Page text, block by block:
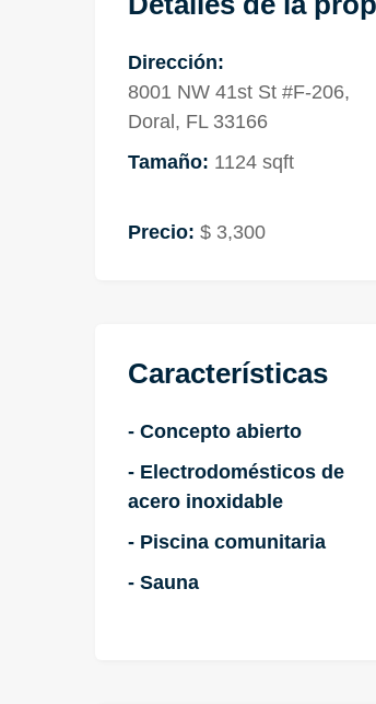
Dirección:
8001 NW 41st St #F-206,
Doral, FL 33166
Tamaño: 1124 sqft
Precio: $ 3,300
Características
- Concepto abierto
- Electrodomésticos de
acero inoxidable
- Piscina comunitaria
- Sauna